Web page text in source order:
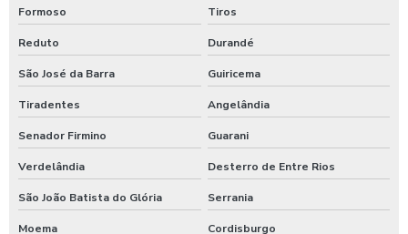
Formoso Tiros
Reduto Durandé
São José da Barra Guiricema
Tiradentes Angelândia
Senador Firmino Guarani
Verdelândia Desterro de Entre Rios
São João Batista do Glória Serrania
Moema Cordisburgo